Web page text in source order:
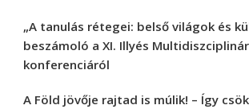
„A tanulás rétegei: belső világok és
beszámoló a XI. Illyés
konferenciáról
A Föld jövője rajtad is múlik! – Így